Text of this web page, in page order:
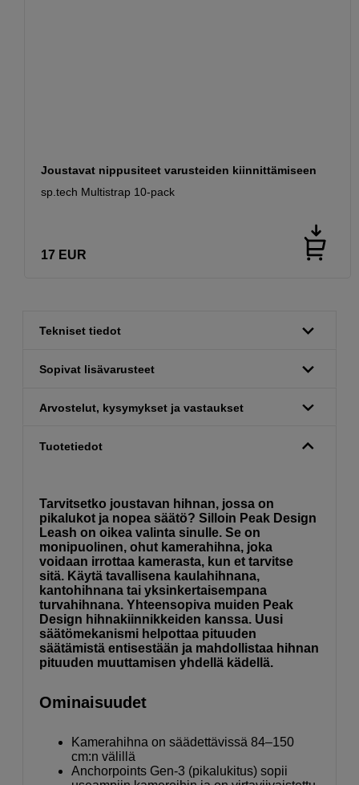
Joustavat nippusiteet varusteiden kiinnittämiseen
sp.tech Multistrap 10-pack
17 EUR
Tekniset tiedot
Sopivat lisävarusteet
Arvostelut, kysymykset ja vastaukset
Tuotetiedot
Tarvitsetko joustavan hihnan, jossa on
pikalukot ja nopea säätö? Silloin Peak Design
Leash on oikea valinta sinulle. Se on
monipuolinen, ohut kamerahihna, joka
voidaan irrottaa kamerasta, kun et tarvitse
sitä. Käytä tavallisena kaulahihnana,
kantohihnana tai yksinkertaisempana
turvahihnana. Yhteensopiva muiden Peak
Design hihnakiinnikkeiden kanssa. Uusi
säätömekanismi helpottaa pituuden
säätämistä entisestään ja mahdollistaa hihnan
pituuden muuttamisen yhdellä kädellä.
Ominaisuudet
Kamerahihna on säädettävissä 84–150
cm:n välillä
Anchorpoints Gen-3 (pikalukitus) sopii